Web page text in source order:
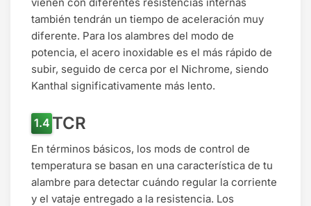
también tendrán un tiempo de aceleración muy
diferente. Para los alambres del modo de
potencia, el acero inoxidable es el más rápido de
subir, seguido de cerca por el Nichrome, siendo
Kanthal significativamente más lento.
TCR
En términos básicos, los mods de control de
temperatura se basan en una característica de tu
alambre para detectar cuándo regular la corriente
y el vataje entregado a la resistencia. Los